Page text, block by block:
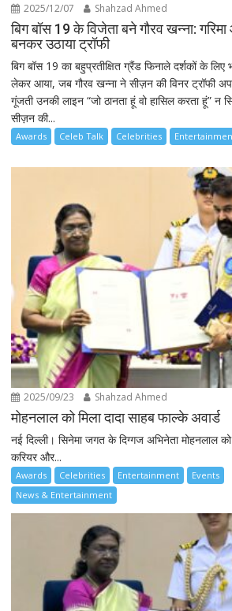
2025/12/07 Shahzad Ahmed
बिग बॉस 19 के विजेता बने गौरव खन्ना:
बनकर उठाया ट्रॉफी
बिग बॉस 19 का बहुप्रतीक्षित ग्रैंड फिनाले दर्शकों के
लेकर आया, जब गौरव खन्ना ने सीज़न की विनर ट्रॉफी
गूंजती उनकी लाइन “जो ठानता हूं वो हासिल करता हूं” न
सीज़न की...
Awards Celeb Talk Celebrities
2025/09/23 Shahzad Ahmed
मोहनलाल को मिला दादा साहब फाल्के अवार्ड
नई दिल्ली। सिनेमा जगत के दिग्गज अभिनेता मोहनलाल
करियर और...
Awards Celebrities Entertainment
Events
News & Entertainment